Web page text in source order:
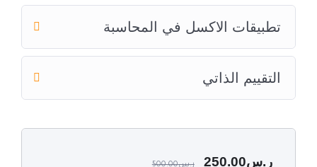
تطبيقات الاكسل في المحاسبة
التقييم الذاتي
ر.س250.00 ر.س500.00